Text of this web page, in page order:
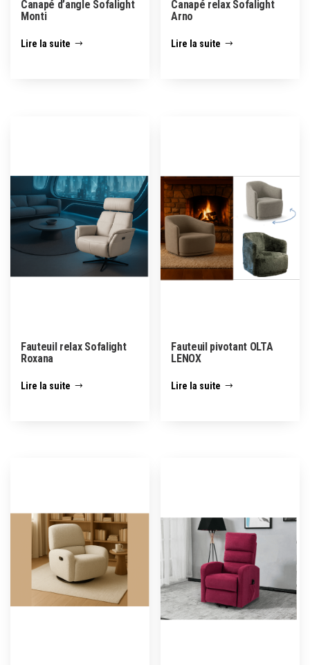
Canapé d’angle Sofalight
Monti
Lire la suite
Canapé relax Sofalight
Arno
Lire la suite
Fauteuil relax Sofalight
Roxana
Lire la suite
Fauteuil pivotant OLTA
LENOX
Lire la suite